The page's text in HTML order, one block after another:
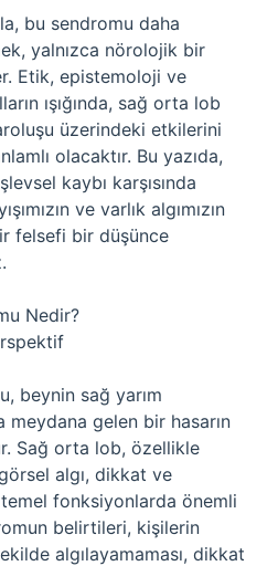
bu sendromu daha
yalnızca nörolojik bir
Etik, epistemoloji ve
ışığında, sağ orta lob
üzerindeki etkilerini
olacaktır. Bu yazıda,
kaybı karşısında
ve varlık algımızın
felsefi bir düşünce
Nedir?
beynin sağ yarım
gelen bir hasarın
Sağ orta lob, özellikle
algı, dikkat ve
fonksiyonlarda önemli
belirtileri, kişilerin
algılayamaması, dikkat